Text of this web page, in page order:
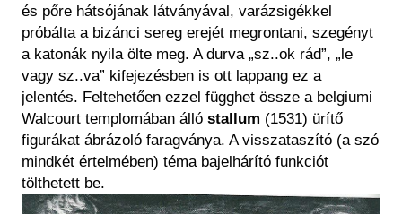
és pőre hátsójának látványával, varázsigékkel
próbálta a bizánci sereg erejét megrontani, szegényt
a katonák nyila ölte meg. A durva „sz..ok rád”, „le
vagy sz..va” kifejezésben is ott lappang ez a
jelentés. Feltehetően ezzel függhet össze a belgiumi
Walcourt templomában álló stallum (1531) ürítő
figurákat ábrázoló faragványa. A visszataszító (a szó
mindkét értelmében) téma bajelhárító funkciót
tölthetett be.
Kép